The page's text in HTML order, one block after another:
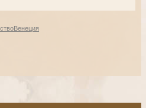
Венеция